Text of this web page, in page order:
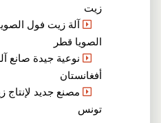
زيت
آلة زيت فول
الصويا قطر
نوعية جيدة صانع
أفغانستان
مصنع جديد
تونس